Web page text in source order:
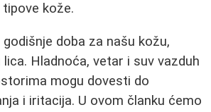
kože.
doba za našu kožu,
Hladnoća, vetar i suv vazduh
mogu dovesti do
i iritacija. U ovom članku ćemo